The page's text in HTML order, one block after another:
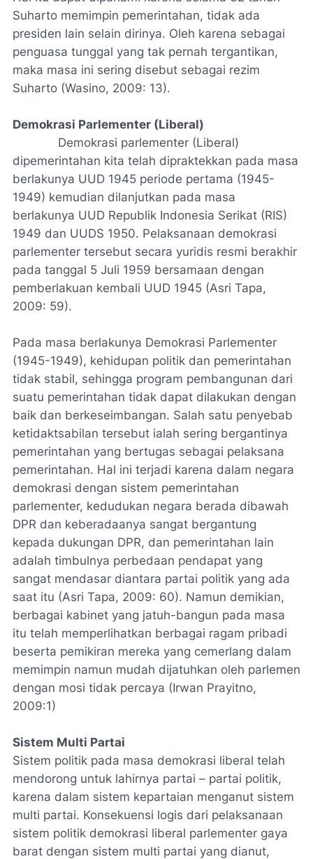
Suharto memimpin pemerintahan, tidak ada
presiden lain selain dirinya. Oleh karena sebagai
penguasa tunggal yang tak pernah tergantikan,
maka masa ini sering disebut sebagai rezim
Suharto (Wasino, 2009: 13).
Demokrasi Parlementer (Liberal)
Demokrasi parlementer (Liberal)
dipemerintahan kita telah dipraktekkan pada masa
berlakunya UUD 1945 periode pertama (1945-
1949) kemudian dilanjutkan pada masa
berlakunya UUD Republik Indonesia Serikat (RIS)
1949 dan UUDS 1950. Pelaksanaan demokrasi
parlementer tersebut secara yuridis resmi berakhir
pada tanggal 5 Juli 1959 bersamaan dengan
pemberlakuan kembali UUD 1945 (Asri Tapa,
2009: 59).
Pada masa berlakunya Demokrasi Parlementer
(1945-1949), kehidupan politik dan pemerintahan
tidak stabil, sehingga program pembangunan dari
suatu pemerintahan tidak dapat dilakukan dengan
baik dan berkeseimbangan. Salah satu penyebab
ketidaktsabilan tersebut ialah sering bergantinya
pemerintahan yang bertugas sebagai pelaksana
pemerintahan. Hal ini terjadi karena dalam negara
demokrasi dengan sistem pemerintahan
parlementer, kedudukan negara berada dibawah
DPR dan keberadaanya sangat bergantung
kepada dukungan DPR, dan pemerintahan lain
adalah timbulnya perbedaan pendapat yang
sangat mendasar diantara partai politik yang ada
saat itu (Asri Tapa, 2009: 60). Namun demikian,
berbagai kabinet yang jatuh-bangun pada masa
itu telah memperlihatkan berbagai ragam pribadi
beserta pemikiran mereka yang cemerlang dalam
memimpin namun mudah dijatuhkan oleh parlemen
dengan mosi tidak percaya (Irwan Prayitno,
2009:1)
Sistem Multi Partai
Sistem politik pada masa demokrasi liberal telah
mendorong untuk lahirnya partai – partai politik,
karena dalam sistem kepartaian menganut sistem
multi partai. Konsekuensi logis dari pelaksanaan
sistem politik demokrasi liberal parlementer gaya
barat dengan sistem multi partai yang dianut,